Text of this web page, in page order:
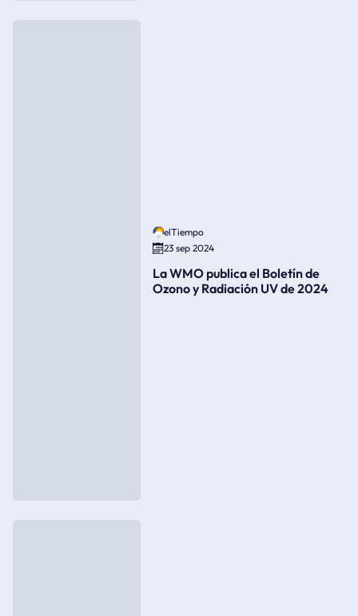
elTiempo
23 sep 2024
La WMO publica el Boletín de
Ozono y Radiación UV de 2024